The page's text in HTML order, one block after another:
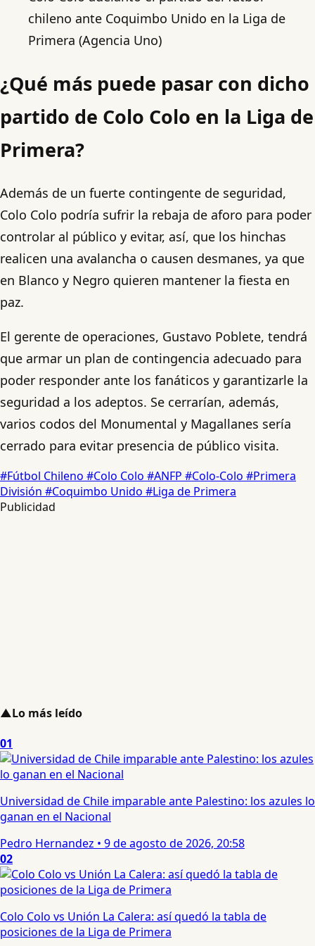
chileno ante Coquimbo Unido en la Liga de
Primera (Agencia Uno)
¿Qué más puede pasar con dicho
partido de Colo Colo en la Liga de
Primera?
Además de un fuerte contingente de seguridad,
Colo Colo podría sufrir la rebaja de aforo para poder
controlar al público y evitar, así, que los hinchas
realicen una avalancha o causen desmanes, ya que
en Blanco y Negro quieren mantener la fiesta en
paz.
El gerente de operaciones, Gustavo Poblete, tendrá
que armar un plan de contingencia adecuado para
poder responder ante los fanáticos y garantizarle la
seguridad a los adeptos. Se cerrarían, además,
varios codos del Monumental y Magallanes sería
cerrado para evitar presencia de público visita.
#Fútbol Chileno #Colo Colo #ANFP #Colo-Colo #Primera
División #Coquimbo Unido #Liga de Primera
Publicidad
▲Lo más leído
01
Universidad de Chile imparable ante Palestino: los azules lo
ganan en el Nacional
Pedro Hernandez • 9 de agosto de 2026, 20:58
02
Colo Colo vs Unión La Calera: así quedó la tabla de
posiciones de la Liga de Primera